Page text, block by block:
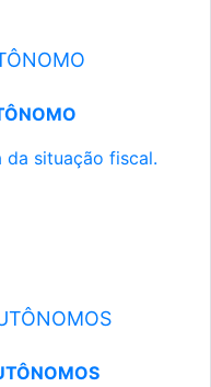
da situação fiscal.